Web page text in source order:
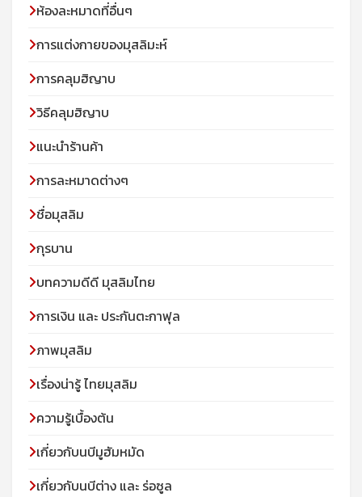
ห้องละหมาดที่อื่นๆ
การแต่งกายของมุสลิมะห์
การคลุมฮิญาบ
วิธีคลุมฮิญาบ
แนะนำร้านค้า
การละหมาดต่างๆ
ชื่อมุสลิม
กุรบาน
บทความดีดี มุสลิมไทย
การเงิน และ ประกันตะกาฟุล
ภาพมุสลิม
เรื่องน่ารู้ ไทยมุสลิม
ความรู้เบื้องต้น
เกี่ยวกับนบีมูฮัมหมัด
เกี่ยวกับนบีต่าง และ ร่อซูล